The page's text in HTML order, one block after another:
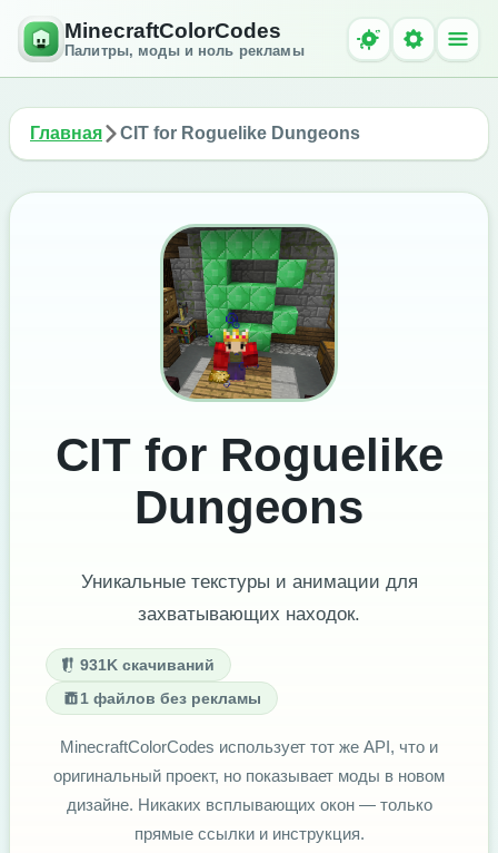
MinecraftColorCodes
Палитры, моды и ноль рекламы
Главная CIT for Roguelike Dungeons
CIT for Roguelike
Dungeons
Уникальные текстуры и анимации для
захватывающих находок.
931K скачиваний
1 файлов без рекламы
MinecraftColorCodes использует тот же API, что и
оригинальный проект, но показывает моды в новом
дизайне. Никаких всплывающих окон — только
прямые ссылки и инструкция.